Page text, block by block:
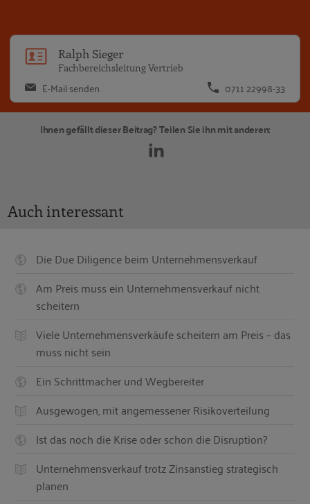
Ralph Sieger
Fachbereichsleitung Vertrieb
E-Mail senden 0711 22998-33
Ihnen gefällt dieser Beitrag? Teilen Sie ihn mit anderen:
Auch interessant
Die Due Diligence beim Unternehmensverkauf
Am Preis muss ein Unternehmensverkauf nicht
scheitern
Viele Unternehmensverkäufe scheitern am Preis – das
muss nicht sein
Ein Schrittmacher und Wegbereiter
Ausgewogen, mit angemessener Risikoverteilung
Ist das noch die Krise oder schon die Disruption?
Unternehmensverkauf trotz Zinsanstieg strategisch
planen